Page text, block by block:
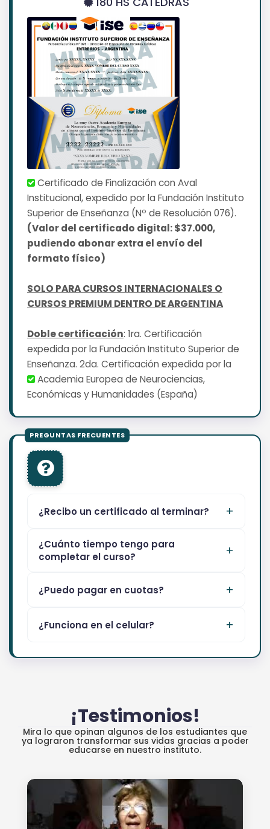
Certificado de Finalización con Aval
Institucional, expedido por la Fundación Instituto
Superior de Enseñanza (Nº de Resolución 076).
(Valor del certificado digital: $37.000,
pudiendo abonar extra el envío del
formato físico)
SOLO PARA CURSOS INTERNACIONALES O
CURSOS PREMIUM DENTRO DE ARGENTINA
Doble certificación: 1ra. Certificación
expedida por la Fundación Instituto Superior de
Enseñanza. 2da. Certificación expedida por la
Academia Europea de Neurociencias,
Económicas y Humanidades (España)
¿Recibo un certificado al terminar?
¿Cuánto tiempo tengo para
completar el curso?
¿Puedo pagar en cuotas?
¿Funciona en el celular?
¡Testimonios!
Mira lo que opinan algunos de los estudiantes que
ya lograron transformar sus vidas gracias a poder
educarse en nuestro instituto.